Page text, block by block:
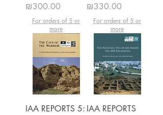
מחיר
₪330.00
For orders of 5 or
more
מחיר
₪300.00
For orders of 5 or
more
IAA REPORTS
IAA REPORTS 5: